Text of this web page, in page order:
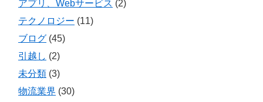
アプリ、Webサービス (2)
テクノロジー (11)
ブログ (45)
引越し (2)
未分類 (3)
物流業界 (30)